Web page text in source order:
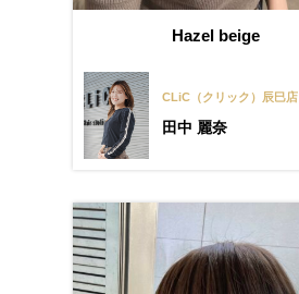
Hazel beige
CLiC（クリック）辰巳店
田中 麗奈